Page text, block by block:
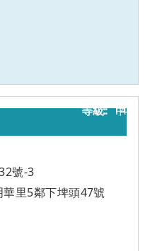
14
號-3
華里5鄰下埤頭47號
甲